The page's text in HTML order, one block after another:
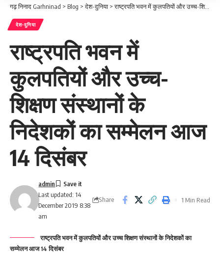
गढ़ निनाद Garhninad > Blog >देश-दुनिया >राष्ट्रपति भवन में कुलपतियों और उच्च-शिक्षण संस्थानों के निदेशकों का सम्मेलन आज 14 दिसंबर
देश-दुनिया
राष्ट्रपति भवन में
कुलपतियों और उच्च-
शिक्षण संस्थानों के
निदेशकों का सम्मेलन आज
14 दिसंबर
Last updated: 14
December 2019 8:38
am
admin
Share 1 Min Read
राष्ट्रपति भवन में कुलपतियों और उच्च शिक्षण संस्थानों के निदेशकों का
सम्मेलन आज 14 दिसंबर